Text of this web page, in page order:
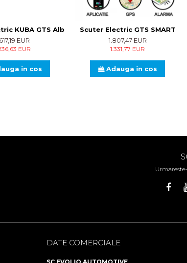
KUBA GTS Alb
EUR
EUR
in cos
Scuter Electric GTS SMART
1.807,47 EUR
1.331,77 EUR
Adauga in cos
DATE COMERCIALE